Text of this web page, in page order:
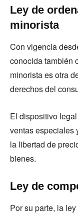
Ley de
minorista
Con vigencia
conocida también
minorista es otra
derechos del
El dispositivo
ventas especiales
la libertad de
bienes.
Ley de
Por su parte, la